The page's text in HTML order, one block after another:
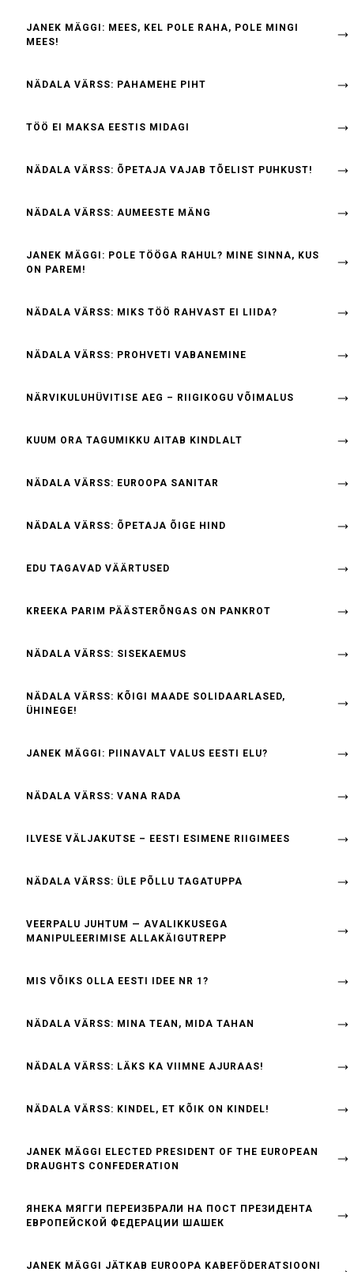
JANEK MÄGGI: MEES, KEL POLE RAHA, POLE MINGI
MEES!
NÄDALA VÄRSS: PAHAMEHE PIHT
TÖÖ EI MAKSA EESTIS MIDAGI
NÄDALA VÄRSS: ÕPETAJA VAJAB TÕELIST PUHKUST!
NÄDALA VÄRSS: AUMEESTE MÄNG
JANEK MÄGGI: POLE TÖÖGA RAHUL? MINE SINNA, KUS
ON PAREM!
NÄDALA VÄRSS: MIKS TÖÖ RAHVAST EI LIIDA?
NÄDALA VÄRSS: PROHVETI VABANEMINE
NÄRVIKULUHÜVITISE AEG – RIIGIKOGU VÕIMALUS
KUUM ORA TAGUMIKKU AITAB KINDLALT
NÄDALA VÄRSS: EUROOPA SANITAR
NÄDALA VÄRSS: ÕPETAJA ÕIGE HIND
EDU TAGAVAD VÄÄRTUSED
KREEKA PARIM PÄÄSTERÕNGAS ON PANKROT
NÄDALA VÄRSS: SISEKAEMUS
NÄDALA VÄRSS: KÕIGI MAADE SOLIDAARLASED,
ÜHINEGE!
JANEK MÄGGI: PIINAVALT VALUS EESTI ELU?
NÄDALA VÄRSS: VANA RADA
ILVESE VÄLJAKUTSE – EESTI ESIMENE RIIGIMEES
NÄDALA VÄRSS: ÜLE PÕLLU TAGATUPPA
VEERPALU JUHTUM — AVALIKKUSEGA
MANIPULEERIMISE ALLAKÄIGUTREPP
MIS VÕIKS OLLA EESTI IDEE NR 1?
NÄDALA VÄRSS: MINA TEAN, MIDA TAHAN
NÄDALA VÄRSS: LÄKS KA VIIMNE AJURAAS!
NÄDALA VÄRSS: KINDEL, ET KÕIK ON KINDEL!
JANEK MÄGGI ELECTED PRESIDENT OF THE EUROPEAN
DRAUGHTS CONFEDERATION
ЯНЕКА МЯГГИ ПЕРЕИЗБРАЛИ НА ПОСТ ПРЕЗИДЕНТА
ЕВРОПЕЙСКОЙ ФЕДЕРАЦИИ ШАШЕК
JANEK MÄGGI JÄTKAB EUROOPA KABEFÖDERATSIOONI